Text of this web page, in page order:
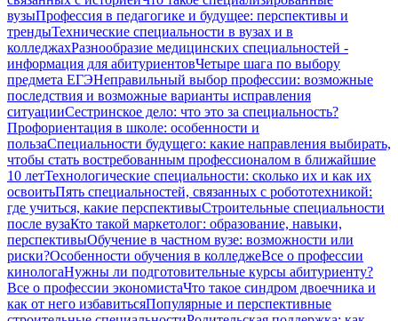
вузыПрофессия в педагогике и будущее: перспективы и
трендыТехнические специальности в вузах и в
колледжахРазнообразие медицинских специальностей -
информация для абитуриентовЧетыре шага по выбору
предмета ЕГЭНеправильный выбор профессии: возможные
последствия и возможные варианты исправления
ситуацииСестринское дело: что это за специальность?
Профориентация в школе: особенности и
пользаСпециальности будущего: какие направления выбирать,
чтобы стать востребованным профессионалом в ближайшие
10 летТехнологические специальности: сколько их и как их
освоитьПять специальностей, связанных с робототехникой:
где учиться, какие перспективыСтроительные специальности
после вузаКто такой маркетолог: образование, навыки,
перспективыОбучение в частном вузе: возможности или
риски?Особенности обучения в колледжеВсе о профессии
кинологаНужны ли подготовительные курсы абитуриенту?
Все о профессии экономистаЧто такое синдром двоечника и
как от него избавитьсяПопулярные и перспективные